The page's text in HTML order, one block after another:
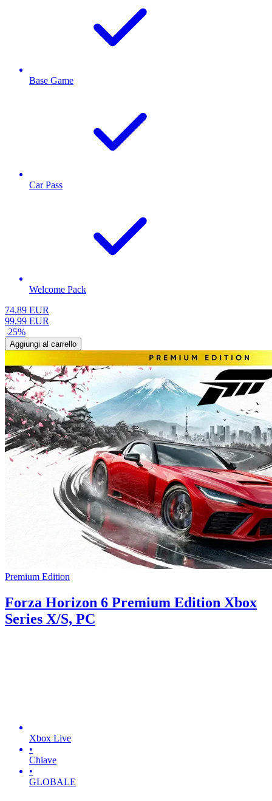
Base Game
Car Pass
Welcome Pack
74.89 EUR
99.99 EUR
-25%
Aggiungi al carrello
Premium Edition
Forza Horizon 6 Premium Edition Xbox
Series X/S, PC
Xbox Live
•
Chiave
•
GLOBALE